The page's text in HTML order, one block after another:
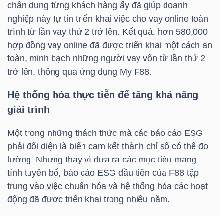
chân dung từng khách hàng ấy đã giúp doanh
nghiệp này tự tin triển khai việc cho vay online toàn
trình từ lần vay thứ 2 trở lên. Kết quả, hơn 580,000
hợp đồng vay online đã được triển khai một cách an
toàn, minh bạch những người vay vốn từ lần thứ 2
trở lên, thông qua ứng dụng My F88.
Hệ thống hóa thực tiễn để tăng khả năng
giải trình
Một trong những thách thức mà các báo cáo ESG
phải đối diện là biến cam kết thành chỉ số có thể đo
lường. Nhưng thay vì đưa ra các mục tiêu mang
tính tuyên bố, báo cáo ESG đầu tiên của F88 tập
trung vào việc chuẩn hóa và hệ thống hóa các hoạt
động đã được triển khai trong nhiều năm.
CÔNG
CỤ
ĐẦU
TƯ
TRUY
DỮ
LIỆU
Ngành
(-)